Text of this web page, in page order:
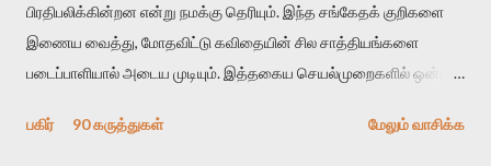
பிரதிபலிக்கின்றன என்று நமக்கு தெரியும். இந்த சங்கேதக் குறிகளை
இணைய வைத்து, மோதவிட்டு கவிதையின் சில சாத்தியங்களை
படைப்பாளியால் அடைய முடியும். இத்தகைய செயல்முறைகளில் ஒன்றை
காலத்தில் ஜாலவித்தைக்காரர்கள் வந்து போன பின் அவர்களின்
பகிர் 90 கருத்துகள் மேலும் வாசிக்க